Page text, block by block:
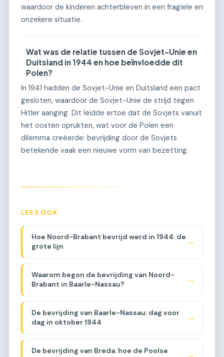
waardoor de kinderen achterbleven in een fragiele en
onzekere situatie.
Wat was de relatie tussen de Sovjet-Unie en
Duitsland in 1944 en hoe beïnvloedde dit
Polen?
In 1941 hadden de Sovjet-Unie en Duitsland een pact
gesloten, waardoor de Sovjet-Unie de strijd tegen
Hitler aanging. Dit leidde ertoe dat de Sovjets vanuit
het oosten oprukten, wat voor de Polen een
dilemma creëerde: bevrijding door de Sovjets
betekende vaak een nieuwe vorm van bezetting.
LEES OOK
Hoe Noord-Brabant bevrijd werd in 1944: de
grote lijn
→
Waarom begon de bevrijding van Noord-
Brabant in Baarle-Nassau?
→
De bevrijding van Baarle-Nassau: dag voor
dag in oktober 1944
→
De bevrijding van Breda: hoe de Poolse